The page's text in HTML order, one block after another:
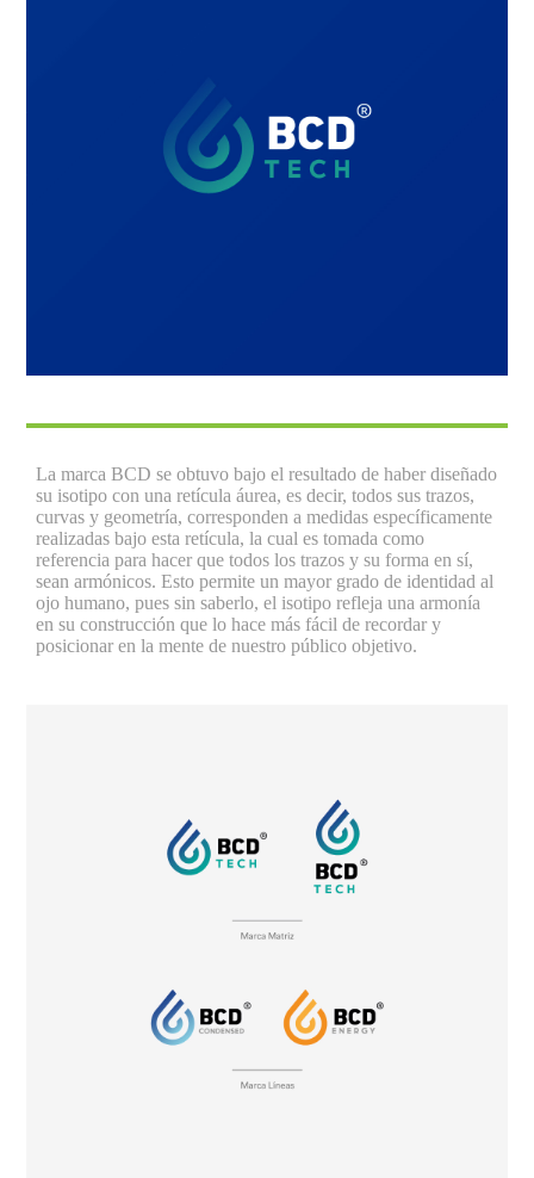
La marca BCD se obtuvo bajo el resultado de haber diseñado
su isotipo con una retícula áurea, es decir, todos sus trazos,
curvas y geometría, corresponden a medidas específicamente
realizadas bajo esta retícula, la cual es tomada como
referencia para hacer que todos los trazos y su forma en sí,
sean armónicos. Esto permite un mayor grado de identidad al
ojo humano, pues sin saberlo, el isotipo refleja una armonía
en su construcción que lo hace más fácil de recordar y
posicionar en la mente de nuestro público objetivo.